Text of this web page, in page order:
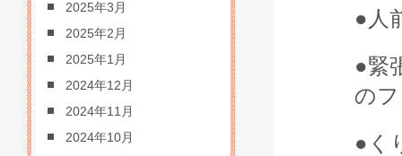
●人
●緊
の
●く
2025年3月
2025年2月
2025年1月
2024年12月
2024年11月
2024年10月